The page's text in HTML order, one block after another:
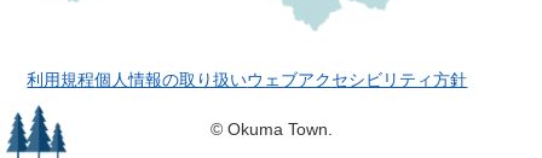
利用規程個人情報の取り扱いウェブアクセシビリティ方針
© Okuma Town.